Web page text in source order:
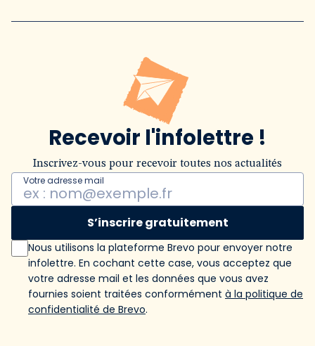
Recevoir l'infolettre !
Inscrivez-vous pour recevoir toutes nos actualités
Votre adresse mail
S’inscrire gratuitement
Nous utilisons la plateforme Brevo pour envoyer notre
infolettre. En cochant cette case, vous acceptez que
votre adresse mail et les données que vous avez
fournies soient traitées conformément à la politique de
confidentialité de Brevo.